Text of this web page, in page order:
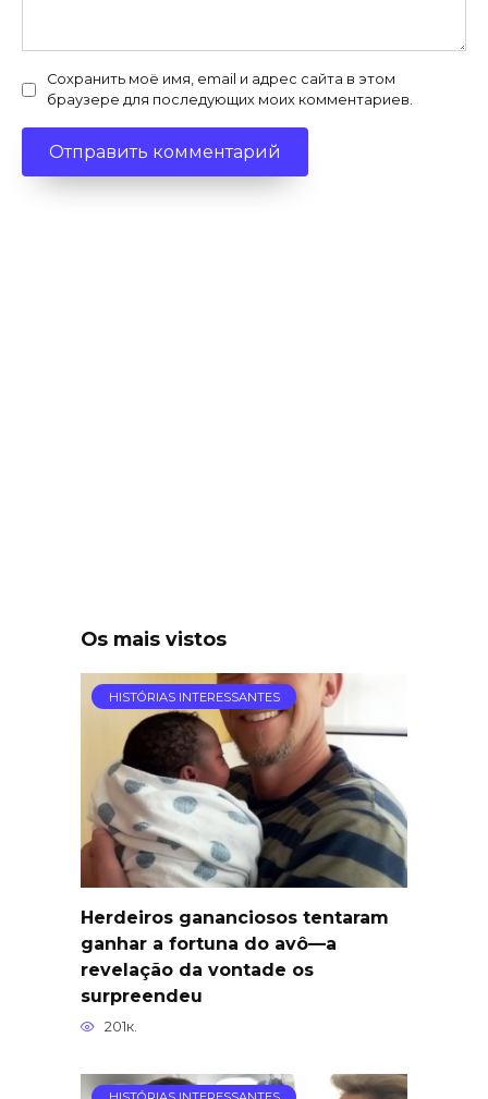
Сохранить моё имя, email и адрес сайта в этом
браузере для последующих моих комментариев.
Os mais vistos
HISTÓRIAS INTERESSANTES
Herdeiros gananciosos tentaram
ganhar a fortuna do avô—a
revelação da vontade os
surpreendeu
201к.